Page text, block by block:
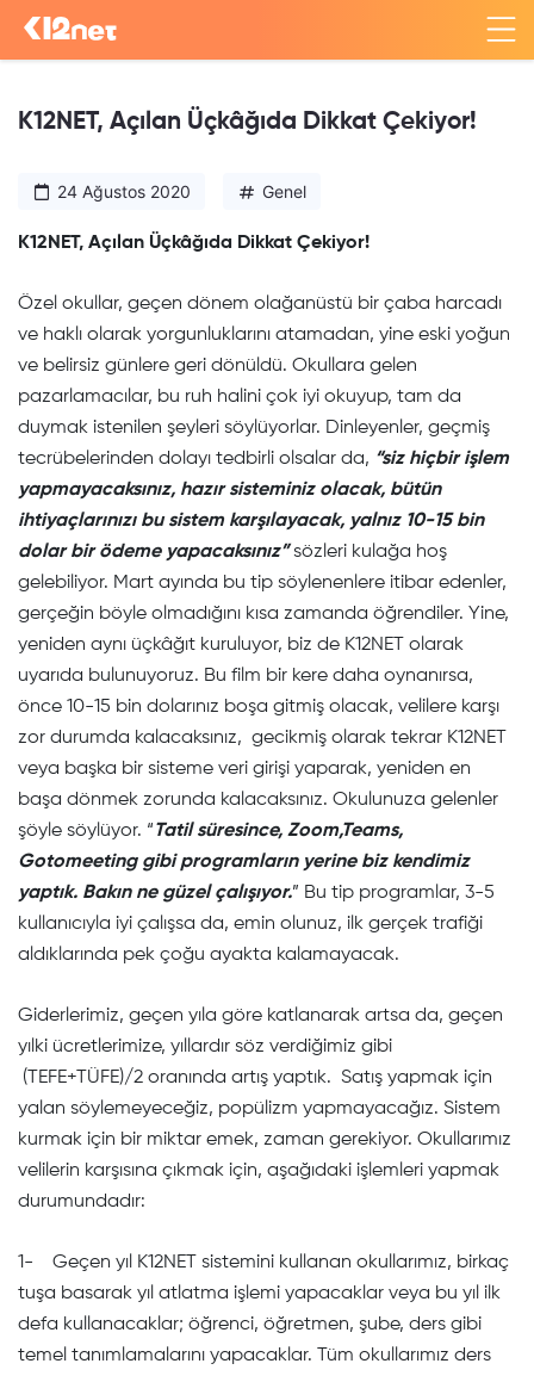
K12NET, Açılan Üçkâğıda Dikkat Çekiyor!
24 Ağustos 2020 Genel
K12NET, Açılan Üçkâğıda Dikkat Çekiyor!
Özel okullar, geçen dönem olağanüstü bir çaba harcadı
ve haklı olarak yorgunluklarını atamadan, yine eski yoğun
ve belirsiz günlere geri dönüldü. Okullara gelen
pazarlamacılar, bu ruh halini çok iyi okuyup, tam da
duymak istenilen şeyleri söylüyorlar. Dinleyenler, geçmiş
tecrübelerinden dolayı tedbirli olsalar da, “siz hiçbir işlem
yapmayacaksınız, hazır sisteminiz olacak, bütün
ihtiyaçlarınızı bu sistem karşılayacak, yalnız 10-15 bin
dolar bir ödeme yapacaksınız”sözleri kulağa hoş
gelebiliyor. Mart ayında bu tip söylenenlere itibar edenler,
gerçeğin böyle olmadığını kısa zamanda öğrendiler. Yine,
yeniden aynı üçkâğıt kuruluyor, biz de K12NET olarak
uyarıda bulunuyoruz. Bu film bir kere daha oynanırsa,
önce 10-15 bin dolarınız boşa gitmiş olacak, velilere karşı
zor durumda kalacaksınız, gecikmiş olarak tekrar K12NET
veya başka bir sisteme veri girişi yaparak, yeniden en
başa dönmek zorunda kalacaksınız. Okulunuza gelenler
şöyle söylüyor. “Tatil süresince, Zoom,Teams,
Gotomeeting gibi programların yerine biz kendimiz
yaptık. Bakın ne güzel çalışıyor.” Bu tip programlar, 3-5
kullanıcıyla iyi çalışsa da, emin olunuz, ilk gerçek trafiği
aldıklarında pek çoğu ayakta kalamayacak.
Giderlerimiz, geçen yıla göre katlanarak artsa da, geçen
yılki ücretlerimize, yıllardır söz verdiğimiz gibi
(TEFE+TÜFE)/2 oranında artış yaptık. Satış yapmak için
yalan söylemeyeceğiz, popülizm yapmayacağız. Sistem
kurmak için bir miktar emek, zaman gerekiyor. Okullarımız
velilerin karşısına çıkmak için, aşağıdaki işlemleri yapmak
durumundadır:
1- Geçen yıl K12NET sistemini kullanan okullarımız, birkaç
tuşa basarak yıl atlatma işlemi yapacaklar veya bu yıl ilk
defa kullanacaklar; öğrenci, öğretmen, şube, ders gibi
temel tanımlamalarını yapacaklar. Tüm okullarımız ders